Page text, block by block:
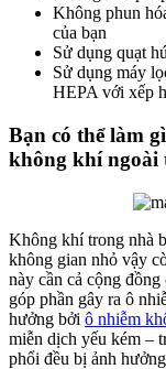
Không phun
của bạn
Sử dụng quạt
Sử dụng máy
HEPA với xếp
Bạn có thể làm
không khí ngoài
Không khí trong nhà
không gian nhỏ vậy
này cần cả cộng
góp phần gây ra ô
hưởng bởi ô nhiễm
miễn dịch yếu kém –
phổi đều bị ảnh